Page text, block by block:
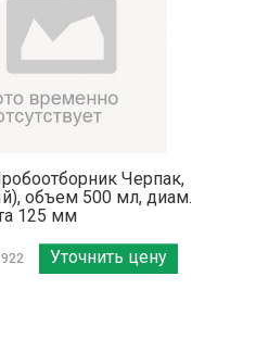
Черпак,
объем 500 мл, диам.
125 мм
Уточнить цену